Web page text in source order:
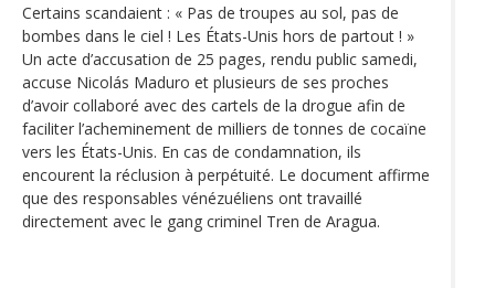
Certains scandaient : « Pas de troupes au sol, pas de
bombes dans le ciel ! Les États-Unis hors de partout ! »
Un acte d’accusation de 25 pages, rendu public samedi,
accuse Nicolás Maduro et plusieurs de ses proches
d’avoir collaboré avec des cartels de la drogue afin de
faciliter l’acheminement de milliers de tonnes de cocaïne
vers les États-Unis. En cas de condamnation, ils
encourent la réclusion à perpétuité. Le document affirme
que des responsables vénézuéliens ont travaillé
directement avec le gang criminel Tren de Aragua.